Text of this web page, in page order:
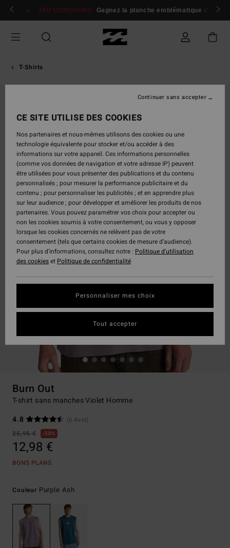
Passer
Se connecter / s'inscrire
JEU CONCOURS Gagnez la planche emblématique d'Andy
T-Shirts
Burn Out
T-shirt sans manches Violet Homme
4.8
(6 Avis)
25,95 €
50%
12,98 €
BONS PLANS
Couleur Purple Ash
CE SITE UTILISE DES COOKIES
Nos partenaires et nous-mêmes utilisons des cookies ou une
technologie équivalente pour stocker et/ou accéder à des
informations sur votre appareil. Ces informations personnelles
(comme vos données de navigation et votre adresse IP) peuvent
être utilisées pour vous présenter des publications et du contenu
personnalisés ; pour mesurer la performance publicitaire et du
contenu ; pour personnaliser les publicités ; et en apprendre plus
sur leur audience ; pour développer et améliorer les produits de nos
partenaires. Vous pouvez paramétrer vos choix pour accepter ou
non les cookies soumis à votre consentement, ou vous y opposer
lorsque les cookies concernés ne relèvent pas de votre
consentement (tels que certains cookies de mesure d’audience).
Pour plus d'informations, consultez notre : Politique d'utilisation
des cookieset Politique de confidentialité
Personnaliser mes choix
Continuer sans accepter
Tout accepter